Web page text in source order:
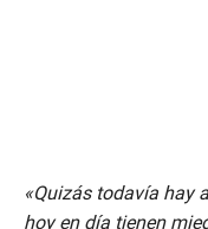
«Quizás todavía hay
hoy en día tienen